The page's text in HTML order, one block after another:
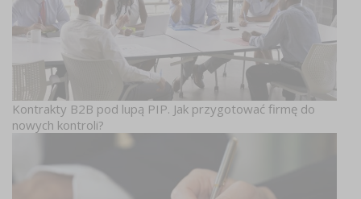
Kontrakty B2B pod lupą PIP. Jak przygotować firmę do
nowych kontroli?